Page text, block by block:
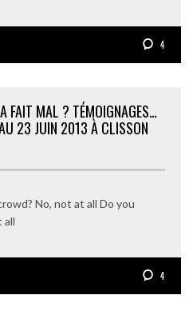
4
FAIT MAL ? TÉMOIGNAGES…
23 JUIN 2013 À CLISSON
No, not at all Do you
all
4